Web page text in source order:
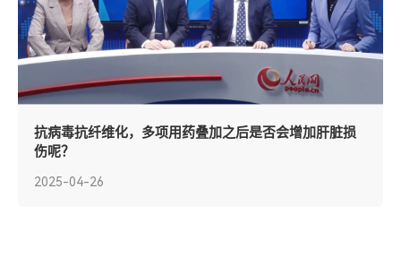
抗病毒抗纤维化，多项用药叠加之后是否会增加肝脏损
伤呢？
2025-04-26